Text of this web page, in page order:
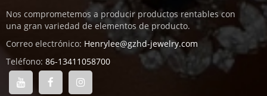
Nos comprometemos a producir productos rentables con
una gran variedad de elementos de producto.
Correo electrónico: Henrylee@gzhd-jewelry.com
Teléfono: 86-13411058700